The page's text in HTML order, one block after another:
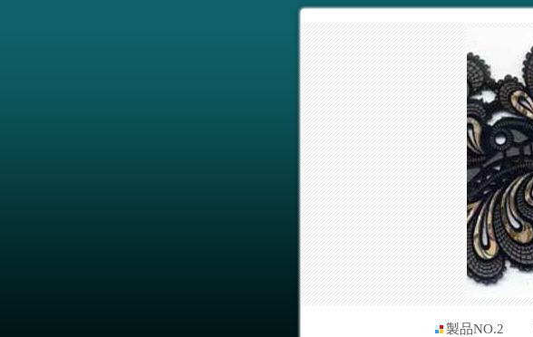
製品NO.2